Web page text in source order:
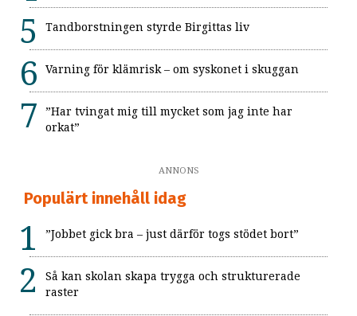
Tandborstningen styrde Birgittas liv
Varning för klämrisk – om syskonet i skuggan
”Har tvingat mig till mycket som jag inte har
orkat”
ANNONS
Populärt innehåll idag
”Jobbet gick bra – just därför togs stödet bort”
Så kan skolan skapa trygga och strukturerade
raster